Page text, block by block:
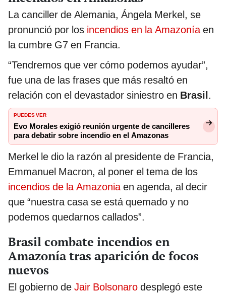
La canciller de Alemania, Ángela Merkel, se
pronunció por los incendios en la Amazoníaen
la cumbre G7 en Francia.
“Tendremos que ver cómo podemos ayudar”,
fue una de las frases que más resaltó en
relación con el devastador siniestro en Brasil.
PUEDES VER
Evo Morales exigió reunión urgente de cancilleres
para debatir sobre incendio en el Amazonas
Merkel le dio la razón al presidente de Francia,
Emmanuel Macron, al poner el tema de los
incendios de la Amazoniaen agenda, al decir
que “nuestra casa se está quemado y no
podemos quedarnos callados”.
Brasil combate incendios en
Amazonía tras aparición de focos
nuevos
El gobierno de Jair Bolsonaro desplegó este